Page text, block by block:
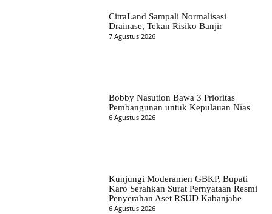
CitraLand Sampali Normalisasi
Drainase, Tekan Risiko Banjir
7 Agustus 2026
Bobby Nasution Bawa 3 Prioritas
Pembangunan untuk Kepulauan Nias
6 Agustus 2026
Kunjungi Moderamen GBKP, Bupati
Karo Serahkan Surat Pernyataan Resmi
Penyerahan Aset RSUD Kabanjahe
6 Agustus 2026